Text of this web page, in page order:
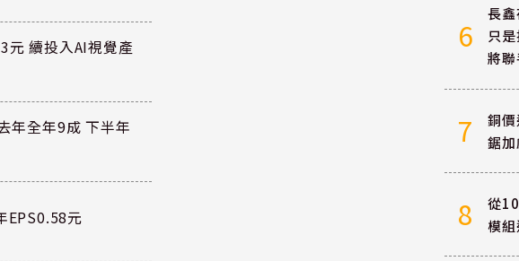
元 續投入AI視覺產
年全年9成 下半年
EPS0.58元
6
長
只
將
7
銅
鋸加
8
從
模